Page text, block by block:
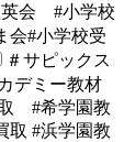
会 #小学校
会#小学校受
＃サピックス
デミー教材
#希学園教
#浜学園教